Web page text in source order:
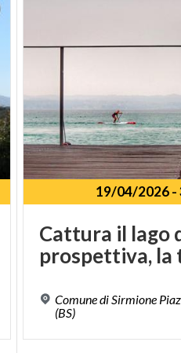
19/04/2026-
Cattura il lago
prospettiva, la
Comune di Sirmione
(BS)